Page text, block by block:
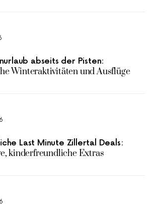
abseits der Pisten:
Winteraktivitäten und Ausflüge
Last Minute Zillertal Deals:
kinderfreundliche Extras